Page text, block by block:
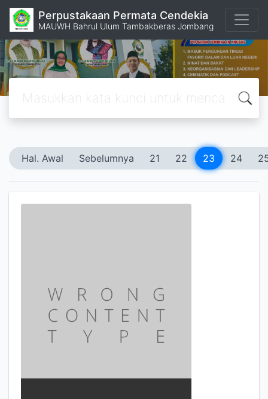
Perpustakaan Permata Cendekia
MAUWH Bahrul Ulum Tambakberas Jombang
Hal. Awal Sebelumnya 21 22 23 24